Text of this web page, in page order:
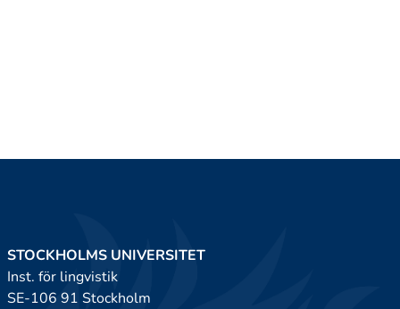
STOCKHOLMS UNIVERSITET
Inst. för lingvistik
SE-106 91 Stockholm